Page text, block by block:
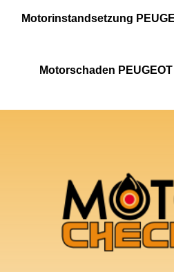
Motorinstandsetzung
Motorschaden